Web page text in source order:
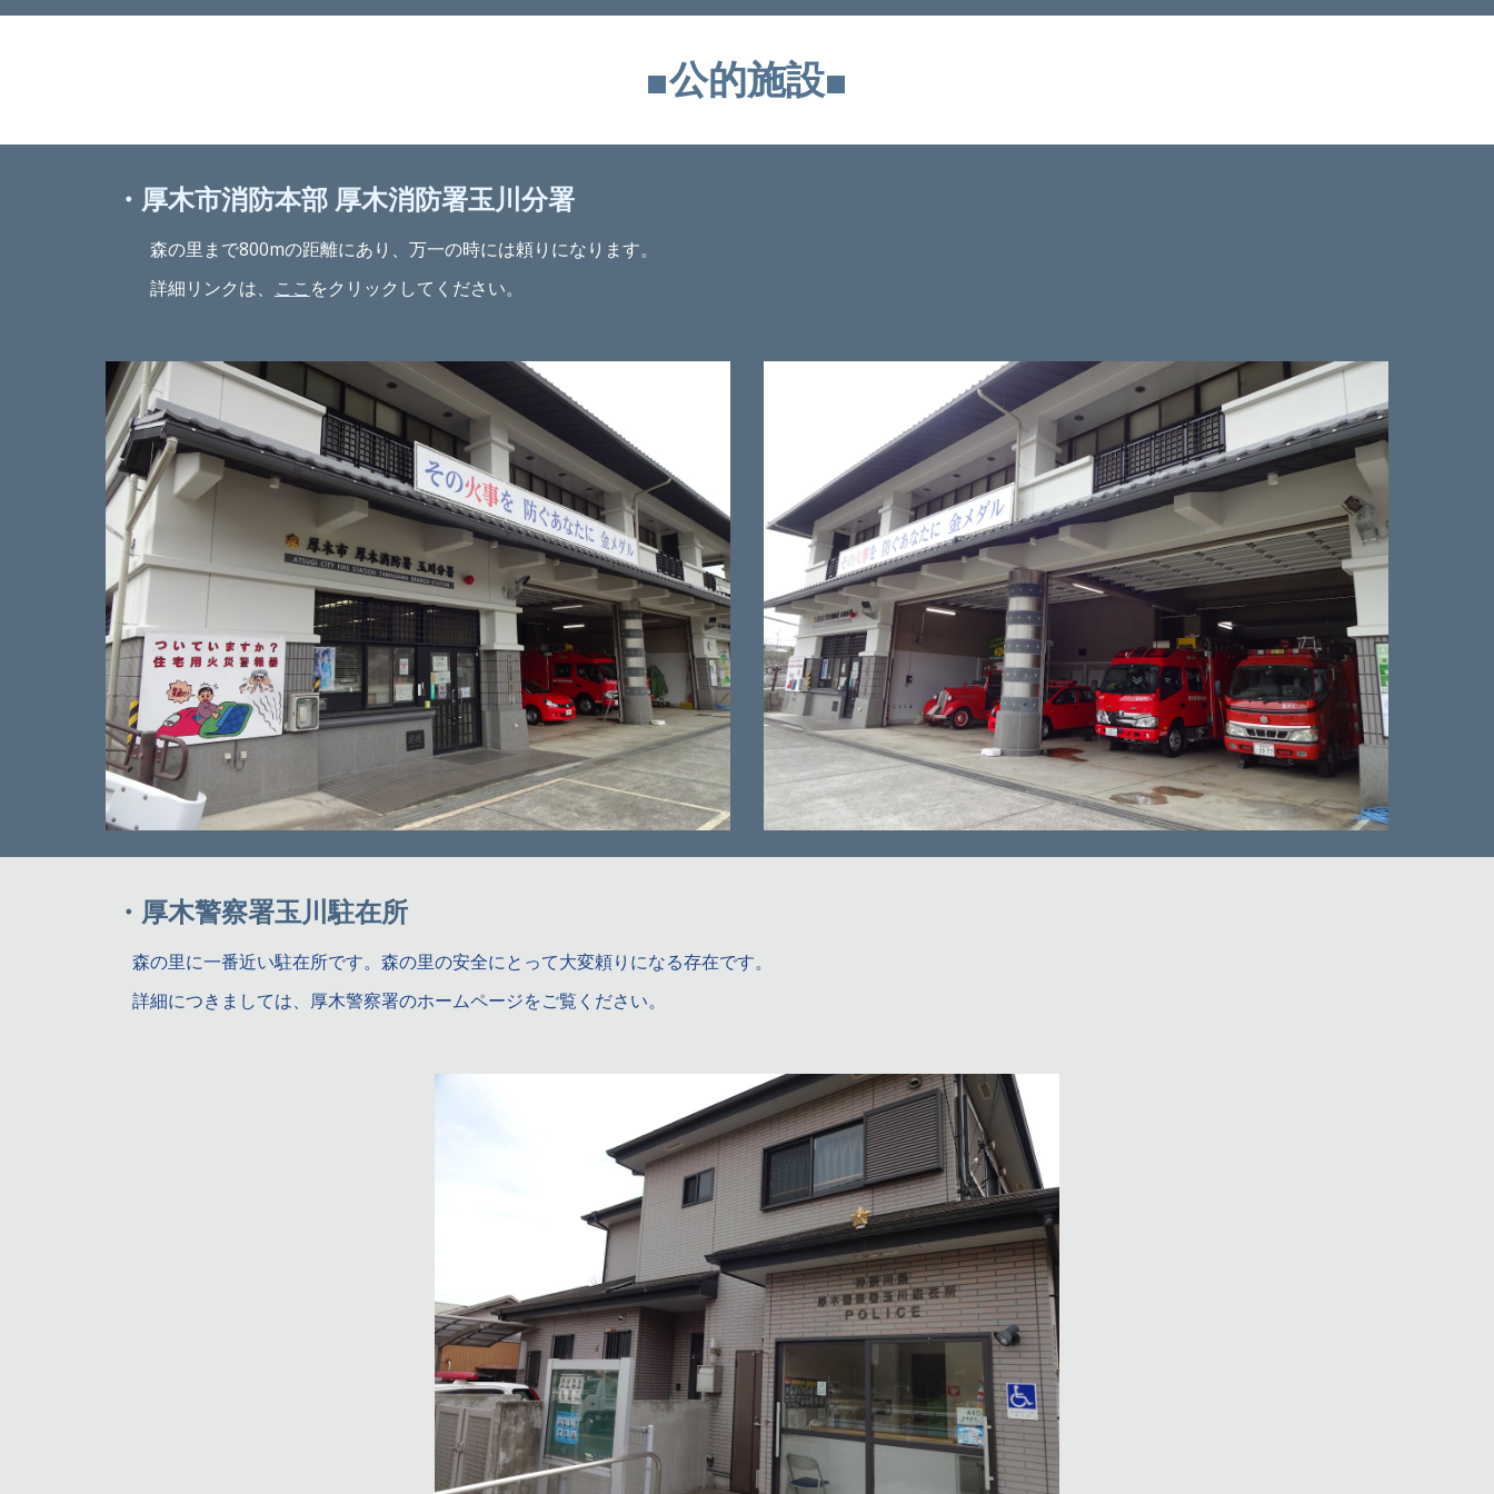
■公的施設■
・厚木市消防本部 厚木消防署玉川分署
森の里まで800mの距離にあり、万一の時には頼りになります。
詳細リンクは、
ここ をクリックしてください。
・厚木警察署玉川駐在所
森の里に一番近い駐在所です。森の里の安全にとって大変頼りになる存在です。
詳細につきましては、厚木警察署のホームページをご覧ください。